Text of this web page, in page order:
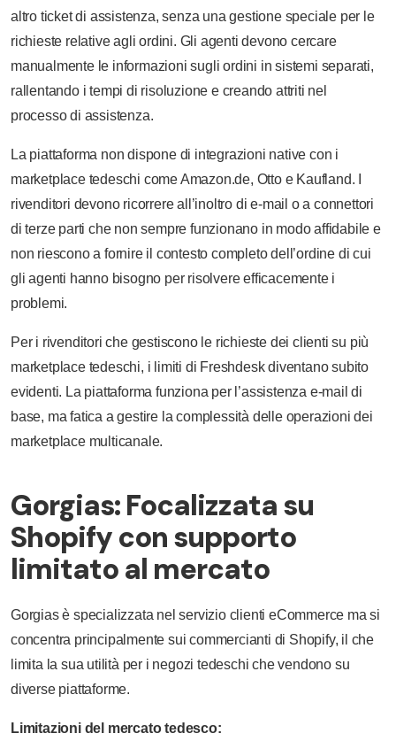
altro ticket di assistenza, senza una gestione speciale per le
richieste relative agli ordini. Gli agenti devono cercare
manualmente le informazioni sugli ordini in sistemi separati,
rallentando i tempi di risoluzione e creando attriti nel
processo di assistenza.
La piattaforma non dispone di integrazioni native con i
marketplace tedeschi come Amazon.de, Otto e Kaufland. I
rivenditori devono ricorrere all’inoltro di e-mail o a connettori
di terze parti che non sempre funzionano in modo affidabile e
non riescono a fornire il contesto completo dell’ordine di cui
gli agenti hanno bisogno per risolvere efficacemente i
problemi.
Per i rivenditori che gestiscono le richieste dei clienti su più
marketplace tedeschi, i limiti di Freshdesk diventano subito
evidenti. La piattaforma funziona per l’assistenza e-mail di
base, ma fatica a gestire la complessità delle operazioni dei
marketplace multicanale.
Gorgias: Focalizzata su
Shopify con supporto
limitato al mercato
Gorgias è specializzata nel servizio clienti eCommerce ma si
concentra principalmente sui commercianti di Shopify, il che
limita la sua utilità per i negozi tedeschi che vendono su
diverse piattaforme.
Limitazioni del mercato tedesco: